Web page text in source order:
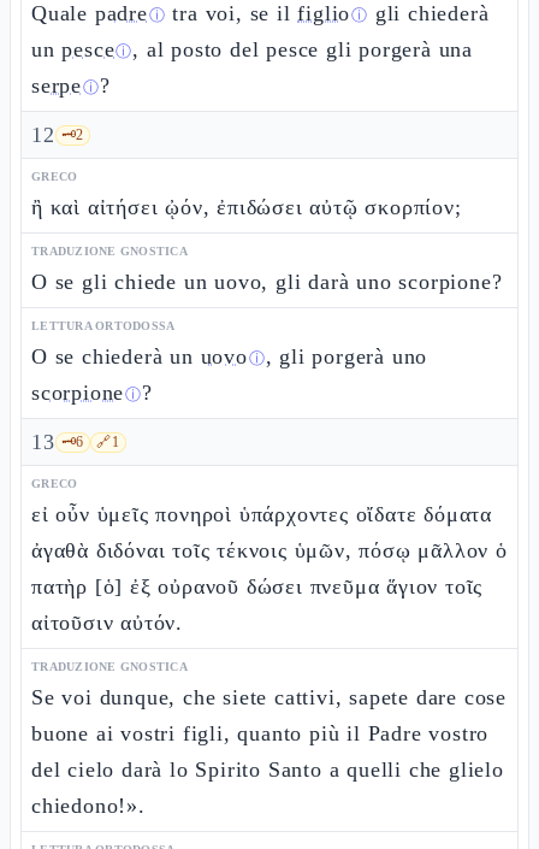
Quale padreⓘ tra voi, se ilfiglioⓘ gli chiederà
unpesceⓘ, al posto del pesce gli porgerà una
serpeⓘ?
12 🗝️2
GRECO
ἢ καὶ αἰτήσει ᾠόν, ἐπιδώσει αὐτῷ σκορπίον;
TRADUZIONE GNOSTICA
O se gli chiede un uovo, gli darà uno scorpione?
LETTURA ORTODOSSA
O se chiederà un uovoⓘ, gli porgerà uno
scorpioneⓘ?
13 🗝️6 🔗1
GRECO
εἰ οὖν ὑμεῖς πονηροὶ ὑπάρχοντες οἴδατε δόματα
ἀγαθὰ διδόναι τοῖς τέκνοις ὑμῶν, πόσῳ μᾶλλον ὁ
πατὴρ [ὁ] ἐξ οὐρανοῦ δώσει πνεῦμα ἅγιον τοῖς
αἰτοῦσιν αὐτόν.
TRADUZIONE GNOSTICA
Se voi dunque, che siete cattivi, sapete dare cose
buone ai vostri figli, quanto più il Padre vostro
del cielo darà lo Spirito Santo a quelli che glielo
chiedono!».